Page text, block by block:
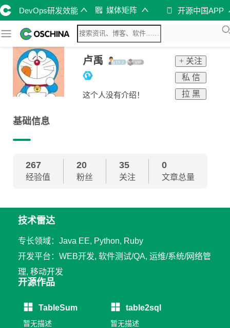
DevOps研发效能 媒体矩阵 开源中国APP
卢禹
这个人没有介绍！
+ 关注
私 信
拉 黑
基础信息
267
经验值
20
粉丝
35
关注
0
文章总量
技术雷达
专长领域：Java EE, Python, Ruby
开发平台：WEB开发, 软件测试/QA, 运维/系统/网络管
理, 移动开发
开源作品
TableSum
暂无描述
table2sql
暂无描述